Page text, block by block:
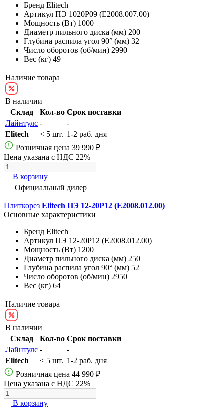
Бренд Elitech
Артикул ПЭ 1020Р09 (E2008.007.00)
Мощность (Вт) 1000
Диаметр пильного диска (мм) 200
Глубина распила угол 90° (мм) 32
Число оборотов (об/мин) 2990
Вес (кг) 49
Наличие товара
В наличии
Склад
Кол-во Срок поставки
Лайнтулс -
-
Elitech
< 5 шт. 1-2 раб. дня
Розничная цена 39 990 ₽
Цена указана с НДС 22%
В корзину
Официальный дилер
Плиткорез Elitech ПЭ 12-20Р12 (E2008.012.00)
Основные характеристики
Бренд Elitech
Артикул ПЭ 12-20Р12 (E2008.012.00)
Мощность (Вт) 1200
Диаметр пильного диска (мм) 250
Глубина распила угол 90° (мм) 52
Число оборотов (об/мин) 2950
Вес (кг) 64
Наличие товара
В наличии
Склад
Кол-во Срок поставки
Лайнтулс -
-
Elitech
< 5 шт. 1-2 раб. дня
Розничная цена 44 990 ₽
Цена указана с НДС 22%
В корзину